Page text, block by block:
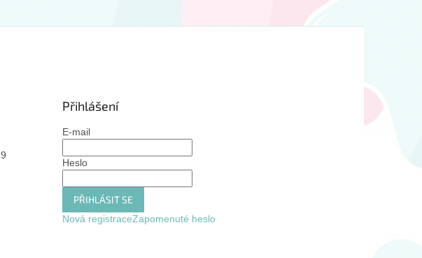
Přihlášení
E-mail
Heslo
PŘIHLÁSIT SE
Nová registraceZapomenuté heslo